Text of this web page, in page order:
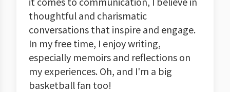
thoughtful and charismatic
conversations that inspire and engage.
In my free time, I enjoy writing,
especially memoirs and reflections on
my experiences. Oh, and I'm a big
basketball fan too!